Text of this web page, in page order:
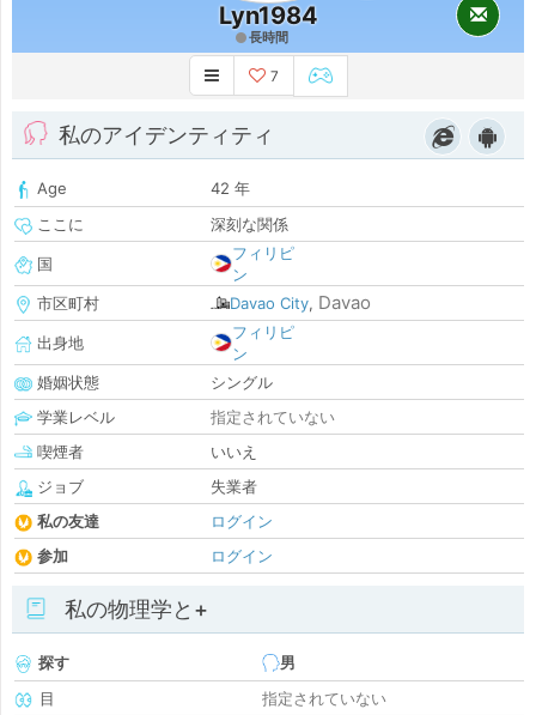
Lyn1984
長時間
7
私のアイデンティティ
Age
42 年
ここに
深刻な関係
国
フィリピ
ン
市区町村
Davao City, Davao
出身地
フィリピ
ン
婚姻状態
シングル
学業レベル
指定されていない
喫煙者
いいえ
ジョブ
失業者
私の友達
ログイン
参加
ログイン
私の物理学と+
探す
男
目
指定されていない